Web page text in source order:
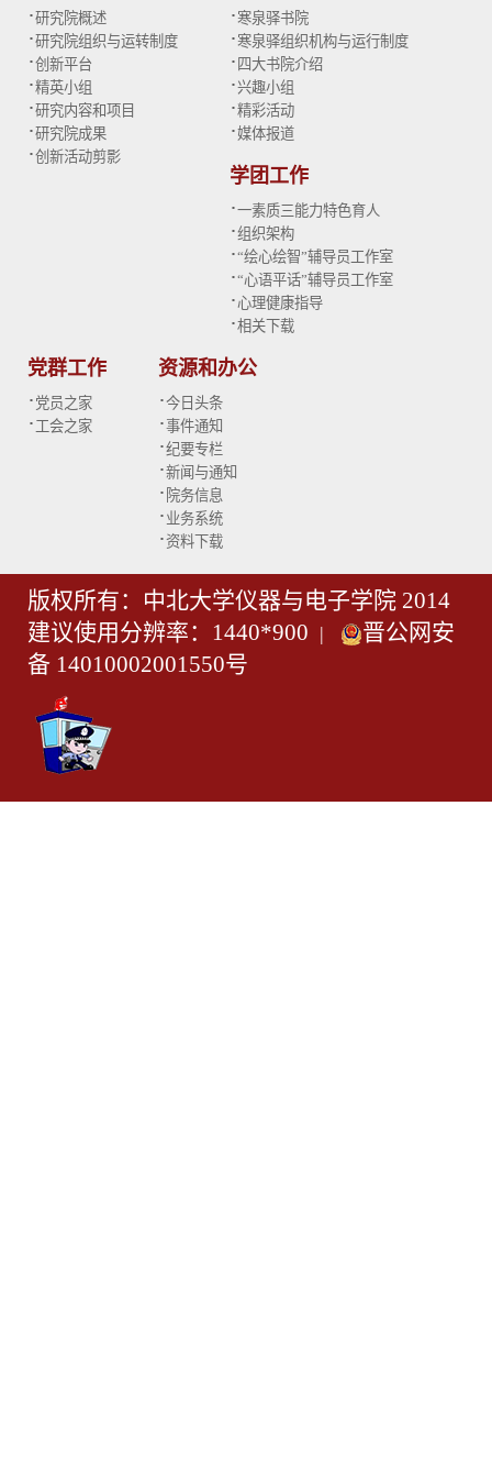
·研究院概述
·研究院组织与运转制度
·创新平台
·精英小组
·研究内容和项目
·研究院成果
·创新活动剪影
· 寒泉驿书院
· 寒泉驿组织机构与运行制度
· 四大书院介绍
·兴趣小组
·精彩活动
·媒体报道
学团工作
·一素质三能力特色育人
·组织架构
·“绘心绘智”辅导员工作室
·“心语平话”辅导员工作室
· 心理健康指导
·相关下载
党群工作
· 党员之家
· 工会之家
资源和办公
·今日头条
·事件通知
·纪要专栏
·新闻与通知
· 院务信息
· 业务系统
·资料下载
版权所有：中北大学仪器与电子学院 2014
建议使用分辨率：1440*900 |
晋公网安
备 14010002001550号